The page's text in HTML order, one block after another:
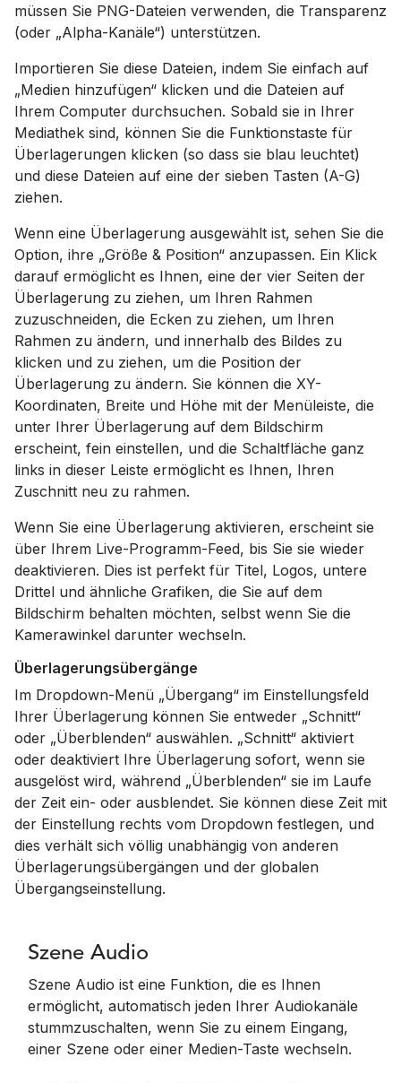
müssen Sie PNG-Dateien verwenden, die Transparenz
(oder „Alpha-Kanäle“) unterstützen.
Importieren Sie diese Dateien, indem Sie einfach auf
„Medien hinzufügen“ klicken und die Dateien auf
Ihrem Computer durchsuchen. Sobald sie in Ihrer
Mediathek sind, können Sie die Funktionstaste für
Überlagerungen klicken (so dass sie blau leuchtet)
und diese Dateien auf eine der sieben Tasten (A-G)
ziehen.
Wenn eine Überlagerung ausgewählt ist, sehen Sie die
Option, ihre „Größe & Position“ anzupassen. Ein Klick
darauf ermöglicht es Ihnen, eine der vier Seiten der
Überlagerung zu ziehen, um Ihren Rahmen
zuzuschneiden, die Ecken zu ziehen, um Ihren
Rahmen zu ändern, und innerhalb des Bildes zu
klicken und zu ziehen, um die Position der
Überlagerung zu ändern. Sie können die XY-
Koordinaten, Breite und Höhe mit der Menüleiste, die
unter Ihrer Überlagerung auf dem Bildschirm
erscheint, fein einstellen, und die Schaltfläche ganz
links in dieser Leiste ermöglicht es Ihnen, Ihren
Zuschnitt neu zu rahmen.
Wenn Sie eine Überlagerung aktivieren, erscheint sie
über Ihrem Live-Programm-Feed, bis Sie sie wieder
deaktivieren. Dies ist perfekt für Titel, Logos, untere
Drittel und ähnliche Grafiken, die Sie auf dem
Bildschirm behalten möchten, selbst wenn Sie die
Kamerawinkel darunter wechseln.
Überlagerungsübergänge
Im Dropdown-Menü „Übergang“ im Einstellungsfeld
Ihrer Überlagerung können Sie entweder „Schnitt“
oder „Überblenden“ auswählen. „Schnitt“ aktiviert
oder deaktiviert Ihre Überlagerung sofort, wenn sie
ausgelöst wird, während „Überblenden“ sie im Laufe
der Zeit ein- oder ausblendet. Sie können diese Zeit mit
der Einstellung rechts vom Dropdown festlegen, und
dies verhält sich völlig unabhängig von anderen
Überlagerungsübergängen und der globalen
Übergangseinstellung.
Szene Audio
Szene Audio ist eine Funktion, die es Ihnen
ermöglicht, automatisch jeden Ihrer Audiokanäle
stummzuschalten, wenn Sie zu einem Eingang,
einer Szene oder einer Medien-Taste wechseln.